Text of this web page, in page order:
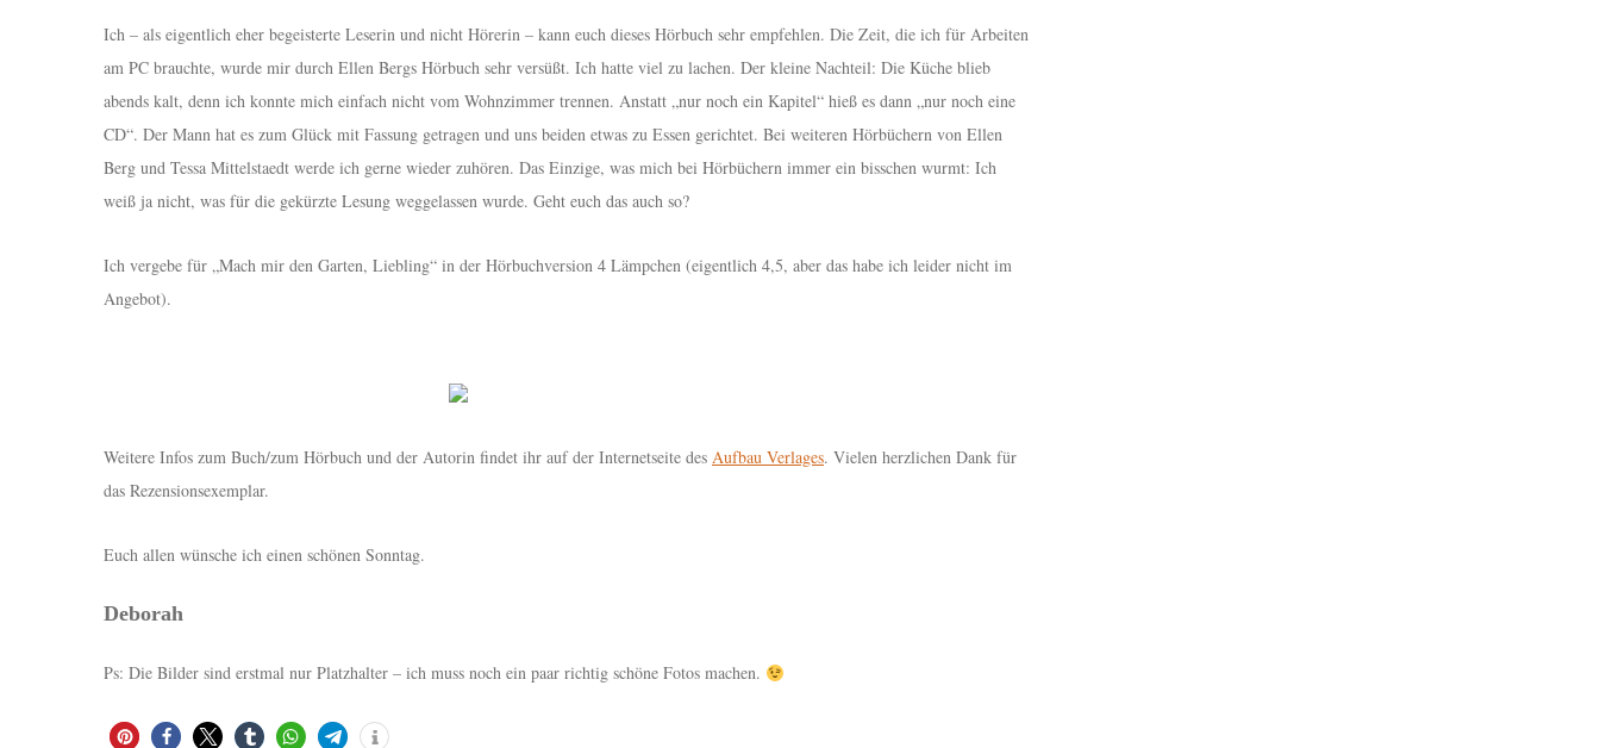
Ich – als eigentlich eher begeisterte Leserin und nicht Hörerin – kann euch dieses Hörbuch sehr empfehlen. Die Zeit, die ich für Arbeiten
am PC brauchte, wurde mir durch Ellen Bergs Hörbuch sehr versüßt. Ich hatte viel zu lachen. Der kleine Nachteil: Die Küche blieb
abends kalt, denn ich konnte mich einfach nicht vom Wohnzimmer trennen. Anstatt „nur noch ein Kapitel“ hieß es dann „nur noch eine
CD“. Der Mann hat es zum Glück mit Fassung getragen und uns beiden etwas zu Essen gerichtet. Bei weiteren Hörbüchern von Ellen
Berg und Tessa Mittelstaedt werde ich gerne wieder zuhören. Das Einzige, was mich bei Hörbüchern immer ein bisschen wurmt: Ich
weiß ja nicht, was für die gekürzte Lesung weggelassen wurde. Geht euch das auch so?
Ich vergebe für „Mach mir den Garten, Liebling“ in der Hörbuchversion 4 Lämpchen (eigentlich 4,5, aber das habe ich leider nicht im
Angebot).
Weitere Infos zum Buch/zum Hörbuch und der Autorin findet ihr auf der Internetseite des Aufbau Verlages. Vielen herzlichen Dank für
das Rezensionsexemplar.
Euch allen wünsche ich einen schönen Sonntag.
Deborah
Ps: Die Bilder sind erstmal nur Platzhalter – ich muss noch ein paar richtig schöne Fotos machen.